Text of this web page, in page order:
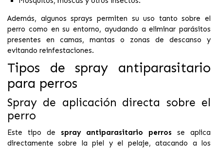
Además, algunos sprays permiten su uso tanto sobre el
perro como en su entorno, ayudando a eliminar parásitos
presentes en camas, mantas o zonas de descanso y
evitando reinfestaciones.
Tipos de spray antiparasitario
para perros
Spray de aplicación directa sobre el
perro
Este tipo de spray antiparasitario perros se aplica
directamente sobre la piel y el pelaje, atacando a los